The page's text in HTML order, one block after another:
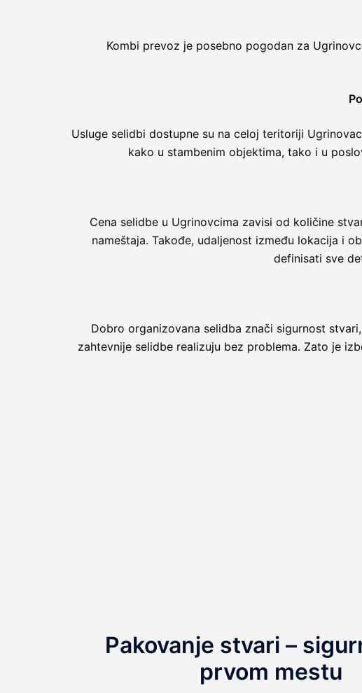
Kombi prevoz je posebno pogodan za
Usluge selidbi dostupne su na celoj teritoriji
kako u stambenim objektima, tako i u
Cena selidbe u Ugrinovcima zavisi od količine
nameštaja. Takođe, udaljenost između lokacija i
definisati sve
Dobro organizovana selidba znači sigurnost
zahtevnije selidbe realizuju bez problema. Zato je
Pakovanje stvari –
prvom mestu